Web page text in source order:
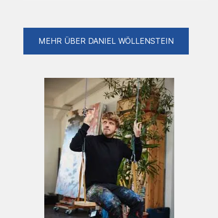
2007 Blaumachen KunstWerk Köln
2008 Lange Nacht der Museen –
„Festprozessionen und Diodramen“
2008-2009 Darwin – Design und Gestaltung
einer KVB Bahn anlässlich des Darwinjahrs
2009 mit Studierenden der Universität zu
2011 „Fette Nager - Bello und Ich“ -
Museumsnacht - KunstWerk Köln
2016 nxnw Festival Kollaboration mit
Slobodan Kajkut „20 Interventionen“
MEHR ÜBER DANIEL WÖLLENSTEIN